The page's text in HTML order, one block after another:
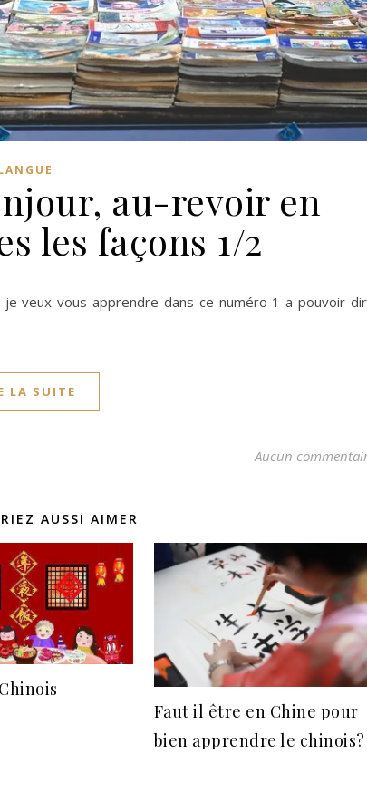
au-revoir en
les façons 1/2
veux vous apprendre dans ce numéro 1 a pouvoir
LA SUITE
Aucun
AUSSI AIMER
Faut il être en Chine pour
bien apprendre le chinois?